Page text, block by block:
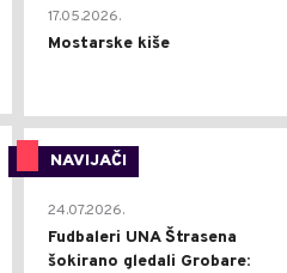
17.05.2026.
Mostarske kiše
NAVIJAČI
24.07.2026.
Fudbaleri UNA Štrasena
šokirano gledali Grobare: